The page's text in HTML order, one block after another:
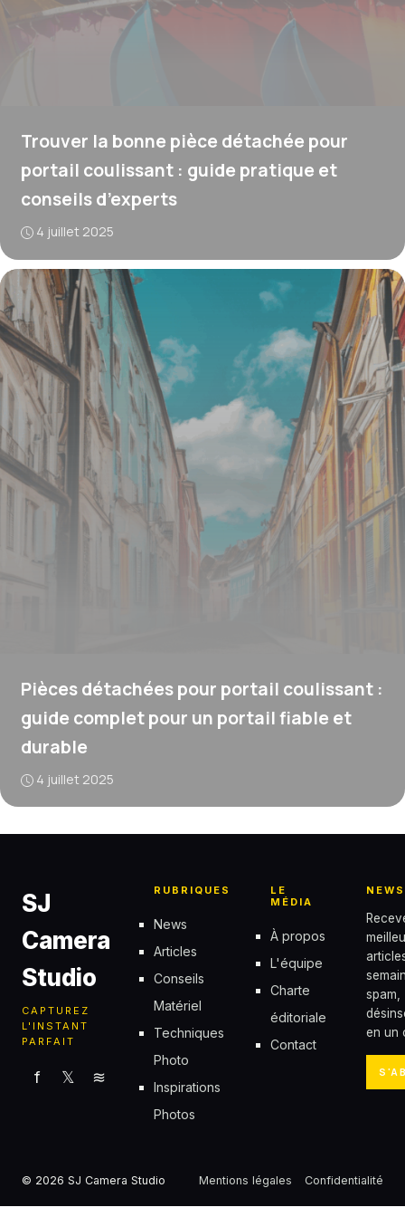
Trouver la bonne pièce détachée pour
portail coulissant : guide pratique et
conseils d’experts
4 juillet 2025
Pièces détachées pour portail coulissant :
guide complet pour un portail fiable et
durable
4 juillet 2025
SJ
Camera
Studio
CAPTUREZ
L'INSTANT
PARFAIT
f 𝕏 ≋
RUBRIQUES
News
Articles
Conseils
Matériel
Techniques
Photo
Inspirations
Photos
LE
MÉDIA
À propos
L'équipe
Charte
éditoriale
Contact
spam,
en un
© 2026 SJ Camera Studio Mentions légales Confidentialité